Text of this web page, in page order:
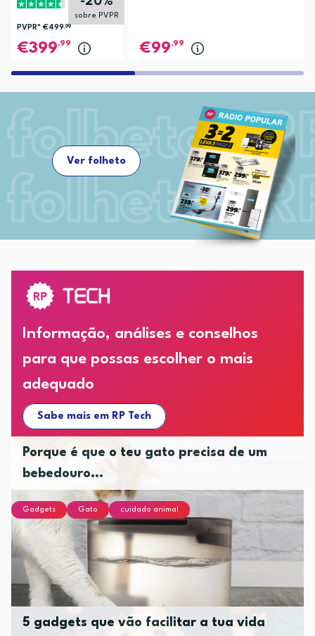
sobre PVPR
PVPR* €499,99
399,99 99,99
Ver folheto
Informação, análises e conselhos
para que possas escolher o mais
adequado
Sabe mais em RP Tech
Porque é que o teu gato precisa de um
bebedouro...
Gadgets Gato cuidado animal
5 gadgets que vão facilitar a tua vida